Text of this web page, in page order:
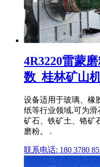
4R3220雷蒙
数_桂林矿山
设备适用于玻璃、橡
纸等行业领域,可为
矿石、铁矿土、铬矿
磨粉。 .
联系电话: 180 3780